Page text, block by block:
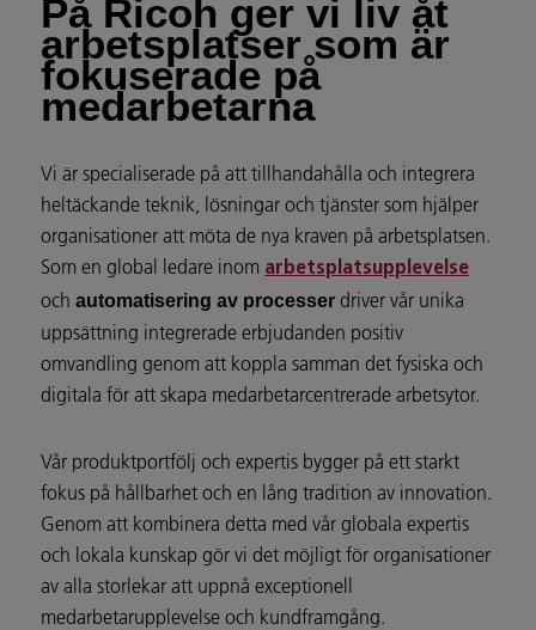
På Ricoh ger vi liv åt
arbetsplatser som är
fokuserade på
medarbetarna
Vi är specialiserade på att tillhandahålla och integrera
heltäckande teknik, lösningar och tjänster som hjälper
organisationer att möta de nya kraven på arbetsplatsen.
Som en global ledare inom arbetsplatsupplevelse
och automatisering av processer driver vår unika
uppsättning integrerade erbjudanden positiv
omvandling genom att koppla samman det fysiska och
digitala för att skapa medarbetarcentrerade arbetsytor.
Vår produktportfölj och expertis bygger på ett starkt
fokus på hållbarhet och en lång tradition av innovation.
Genom att kombinera detta med vår globala expertis
och lokala kunskap gör vi det möjligt för organisationer
av alla storlekar att uppnå exceptionell
medarbetarupplevelse och kundframgång.